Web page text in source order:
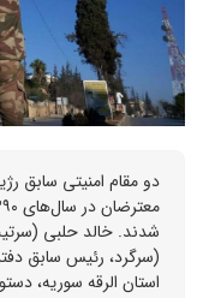
دو مقام امنیتی سابق
شدند. خالد حلبی
(سرگرد، رئیس سابق
استان الرقه سوریه،